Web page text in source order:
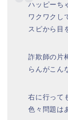
ハッピーち
ワクワクし
スピから目
詐欺師の片
らんがこん
右に行って
色々問題は